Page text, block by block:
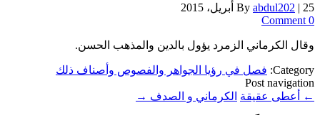
By abdul202 | 25 أبريل، 2015
0 Comment
وقال الكرماني الزمرد يؤول بالدين والمذهب الحسن.
Category: فصل في رؤيا الجواهر والفصوص وأصناف ذلك
Post navigation
←
أعطى عقيقة الكرماني و الصدف →